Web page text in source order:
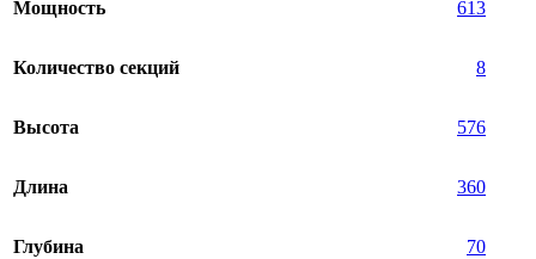
Мощность
613
Количество секций 8
Высота 576
Длина 360
Глубина 70